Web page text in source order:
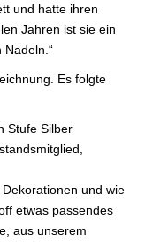
und hatte ihren
Jahren ist sie ein
Es folgte
Stufe Silber
und wie
etwas passendes
aus unserem